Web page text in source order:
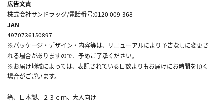
広告文責
株式会社サンドラッグ/電話番号:0120-009-368
JAN
4970736150897
※パッケージ・デザイン・内容等は、リニューアルにより予告なしに変更さ
れる場合がありますので、予めご了承ください。
※お届け地域によっては、表記されている日数よりもお届けにお時間を頂く
場合がございます。
箸、日本製、２３ｃｍ、大人向け